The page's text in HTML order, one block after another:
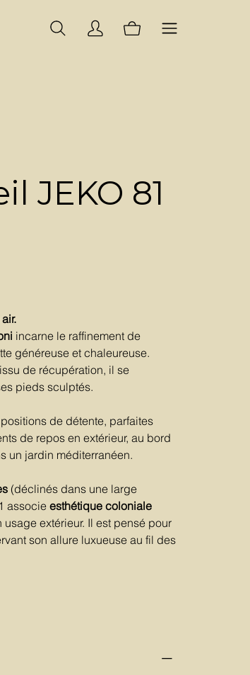
JEKO 81
incarne le raffinement de
généreuse et chaleureuse.
de récupération, il se
pieds sculptés.
de détente, parfaites
de repos en extérieur, au bord
un jardin méditerranéen.
(déclinés dans une large
associe esthétique coloniale
extérieur. Il est pensé pour
son allure luxueuse au fil des